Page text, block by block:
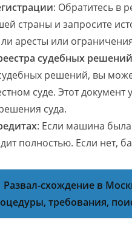
: Обратитесь в
страны и запросите
ли аресты или
судебных решений
решений, вы
суде. Этот
суда.
: Если машина была
полностью. Если нет,
Развал-схождение в
требования,